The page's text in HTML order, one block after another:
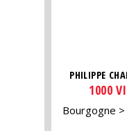
PHILIPPE
1000
Bourgogne